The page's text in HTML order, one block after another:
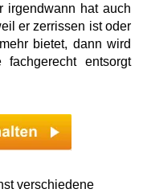
irgendwann hat auch
er zerrissen ist oder
bietet, dann wird
entsorgt
verschiedene